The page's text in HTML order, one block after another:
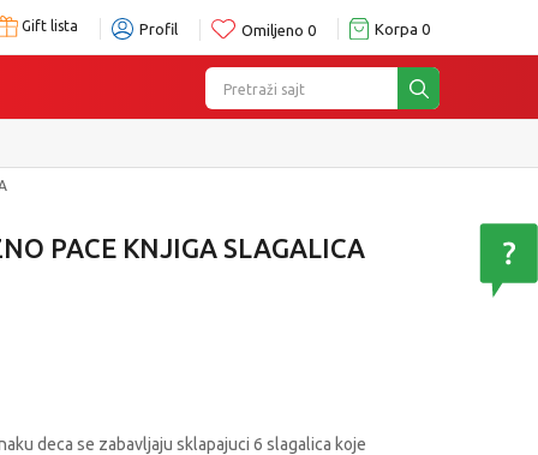
Gift lista Profil Omiljeno 0 Korpa 0
Pretraži sajt
PACE KNJIGA SLAGALICA
deca se zabavljaju sklapajuci 6 slagalica koje